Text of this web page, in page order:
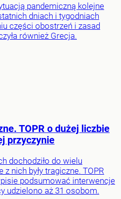
pandemiczną kolejne
dniach i tygodniach
części obostrzeń i zasad
również Grecja.
TOPR o dużej liczbie
przyczynie
dochodziło do wielu
nich były tragiczne. TOPR
podsumować interwencje
udzielono aż 31 osobom.